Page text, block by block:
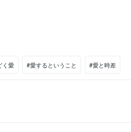
く愛 #愛するということ #愛と時差